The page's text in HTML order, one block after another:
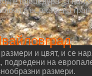
с естествена
и цвят, и се
на
размери.